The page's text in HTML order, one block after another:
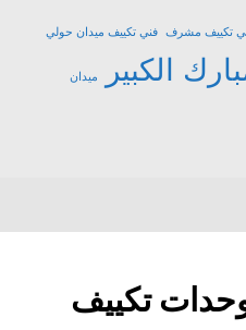
تكييف مشرف فني تكييف ميدان حولي
الكبير ميدان
تكييف